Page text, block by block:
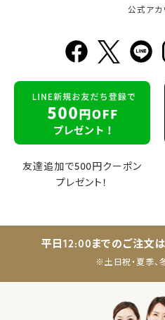
公式アカ
友達追加で500円クーポン
プレゼント！
平日12:00までのご注文は
※土日祝・夏季、